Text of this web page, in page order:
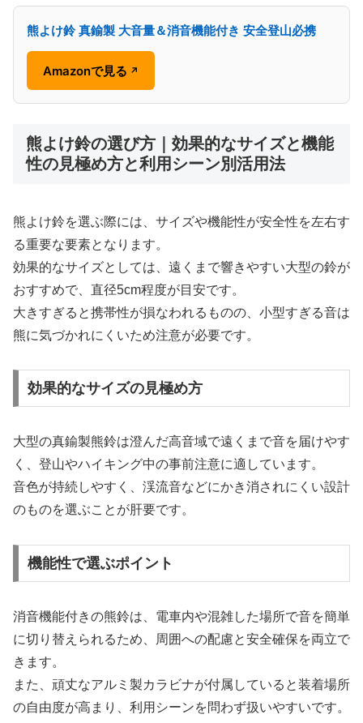
熊よけ鈴 真鍮製 大音量＆消音機能付き 安全登山必携
Amazonで見る ↗
熊よけ鈴の選び方｜効果的なサイズと機能
性の見極め方と利用シーン別活用法
熊よけ鈴を選ぶ際には、サイズや機能性が安全性を左右す
る重要な要素となります。
効果的なサイズとしては、遠くまで響きやすい大型の鈴が
おすすめで、直径5cm程度が目安です。
大きすぎると携帯性が損なわれるものの、小型すぎる音は
熊に気づかれにくいため注意が必要です。
効果的なサイズの見極め方
大型の真鍮製熊鈴は澄んだ高音域で遠くまで音を届けやす
く、登山やハイキング中の事前注意に適しています。
音色が持続しやすく、渓流音などにかき消されにくい設計
のものを選ぶことが肝要です。
機能性で選ぶポイント
消音機能付きの熊鈴は、電車内や混雑した場所で音を簡単
に切り替えられるため、周囲への配慮と安全確保を両立で
きます。
また、頑丈なアルミ製カラビナが付属していると装着場所
の自由度が高まり、利用シーンを問わず扱いやすいです。